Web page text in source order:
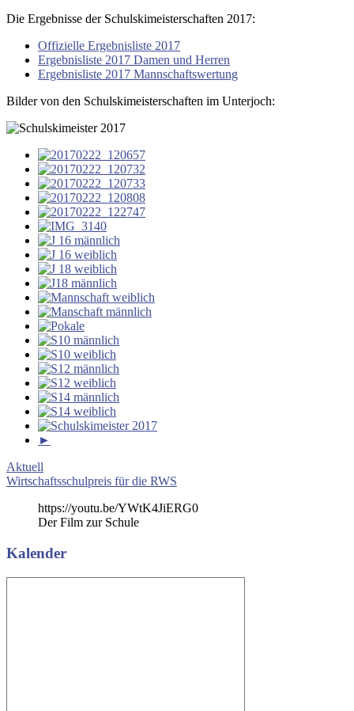
Die Ergebnisse der Schulskimeisterschaften 2017:
Offizielle Ergebnisliste 2017
Ergebnisliste 2017 Damen und Herren
Ergebnisliste 2017 Mannschaftswertung
Bilder von den Schulskimeisterschaften im Unterjoch:
►
Beitragsnavigation
Vorheriger
Beitrag:
Aktuell
Nächster
Wirtschaftsschulpreis für die RWS
https://youtu.be/YWtK4JiERG0
Der Film zur Schule
Kalender